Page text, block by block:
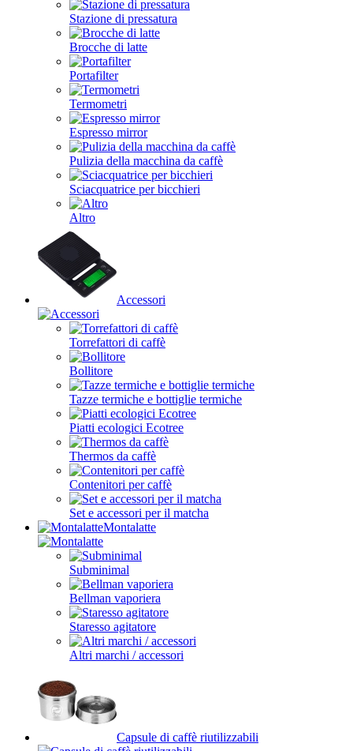
Stazione di pressatura
Brocche di latte
Portafilter
Termometri
Espresso mirror
Pulizia della macchina da caffè
Sciacquatrice per bicchieri
Altro
Accessori
Torrefattori di caffè
Bollitore
Tazze termiche e bottiglie termiche
Piatti ecologici Ecotree
Thermos da caffè
Contenitori per caffè
Set e accessori per il matcha
Montalatte
Subminimal
Bellman vaporiera
Staresso agitatore
Altri marchi / accessori
Capsule di caffè riutilizzabili